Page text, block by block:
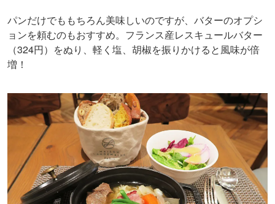
パンだけでももちろん美味しいのですが、バターのオプシ
ョンを頼むのもおすすめ。フランス産レスキュールバター
（324円）をぬり、軽く塩、胡椒を振りかけると風味が倍
増！